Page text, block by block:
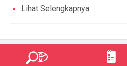
Lihat Selengkapnya